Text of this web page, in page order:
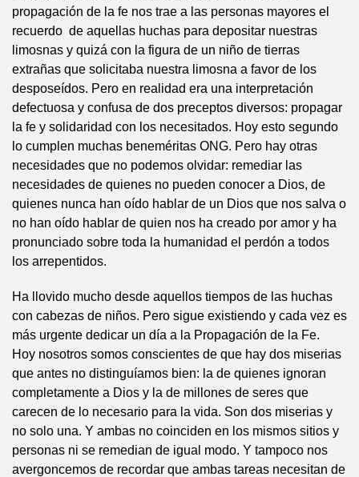
propagación de la fe nos trae a las personas mayores el
recuerdo de aquellas huchas para depositar nuestras
limosnas y quizá con la figura de un niño de tierras
extrañas que solicitaba nuestra limosna a favor de los
desposeídos. Pero en realidad era una interpretación
defectuosa y confusa de dos preceptos diversos: propagar
la fe y solidaridad con los necesitados. Hoy esto segundo
lo cumplen muchas beneméritas ONG. Pero hay otras
necesidades que no podemos olvidar: remediar las
necesidades de quienes no pueden conocer a Dios, de
quienes nunca han oído hablar de un Dios que nos salva o
no han oído hablar de quien nos ha creado por amor y ha
pronunciado sobre toda la humanidad el perdón a todos
los arrepentidos.
Ha llovido mucho desde aquellos tiempos de las huchas
con cabezas de niños. Pero sigue existiendo y cada vez es
más urgente dedicar un día a la Propagación de la Fe.
Hoy nosotros somos conscientes de que hay dos miserias
que antes no distinguíamos bien: la de quienes ignoran
completamente a Dios y la de millones de seres que
carecen de lo necesario para la vida. Son dos miserias y
no solo una. Y ambas no coinciden en los mismos sitios y
personas ni se remedian de igual modo. Y tampoco nos
avergoncemos de recordar que ambas tareas necesitan de